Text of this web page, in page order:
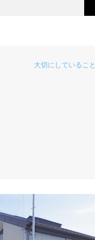
大切にしていること